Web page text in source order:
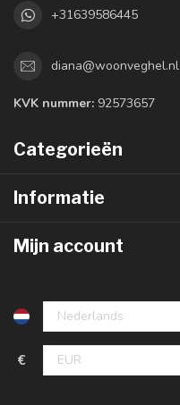
+31639586445
diana@woonveghel.nl
KVK nummer: 92573657
Categorieën
Informatie
Mijn account
€